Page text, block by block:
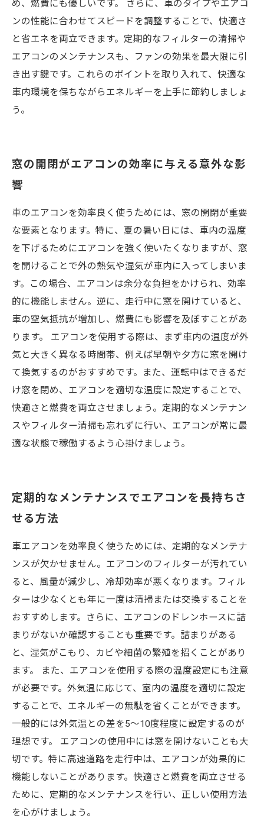
め、燃費にも優しいです。 さらに、車のタイプやエアコ
ンの性能に合わせてスピードを調整することで、快適さ
と省エネを両立できます。定期的なフィルターの清掃や
エアコンのメンテナンスも、ファンの効果を最大限に引
き出す鍵です。これらのポイントを取り入れて、快適な
車内環境を保ちながらエネルギーを上手に節約しましょ
う。
窓の開閉がエアコンの効率に与える意外な影
響
車のエアコンを効率良く使うためには、窓の開閉が重要
な要素となります。特に、夏の暑い日には、車内の温度
を下げるためにエアコンを強く使いたくなりますが、窓
を開けることで外の熱気や湿気が車内に入ってしまいま
す。この場合、エアコンは余分な負担をかけられ、効率
的に機能しません。逆に、走行中に窓を開けていると、
車の空気抵抗が増加し、燃費にも影響を及ぼすことがあ
ります。 エアコンを使用する際は、まず車内の温度が外
気と大きく異なる時間帯、例えば早朝や夕方に窓を開け
て換気するのがおすすめです。また、運転中はできるだ
け窓を閉め、エアコンを適切な温度に設定することで、
快適さと燃費を両立させましょう。定期的なメンテナン
スやフィルター清掃も忘れずに行い、エアコンが常に最
適な状態で稼働するよう心掛けましょう。
定期的なメンテナンスでエアコンを長持ちさ
せる方法
車エアコンを効率良く使うためには、定期的なメンテナ
ンスが欠かせません。エアコンのフィルターが汚れてい
ると、風量が減少し、冷却効率が悪くなります。フィル
ターは少なくとも年に一度は清掃または交換することを
おすすめします。さらに、エアコンのドレンホースに詰
まりがないか確認することも重要です。詰まりがある
と、湿気がこもり、カビや細菌の繁殖を招くことがあり
ます。 また、エアコンを使用する際の温度設定にも注意
が必要です。外気温に応じて、室内の温度を適切に設定
することで、エネルギーの無駄を省くことができます。
一般的には外気温との差を5〜10度程度に設定するのが
理想です。 エアコンの使用中には窓を開けないことも大
切です。特に高速道路を走行中は、エアコンが効果的に
機能しないことがあります。快適さと燃費を両立させる
ために、定期的なメンテナンスを行い、正しい使用方法
を心がけましょう。